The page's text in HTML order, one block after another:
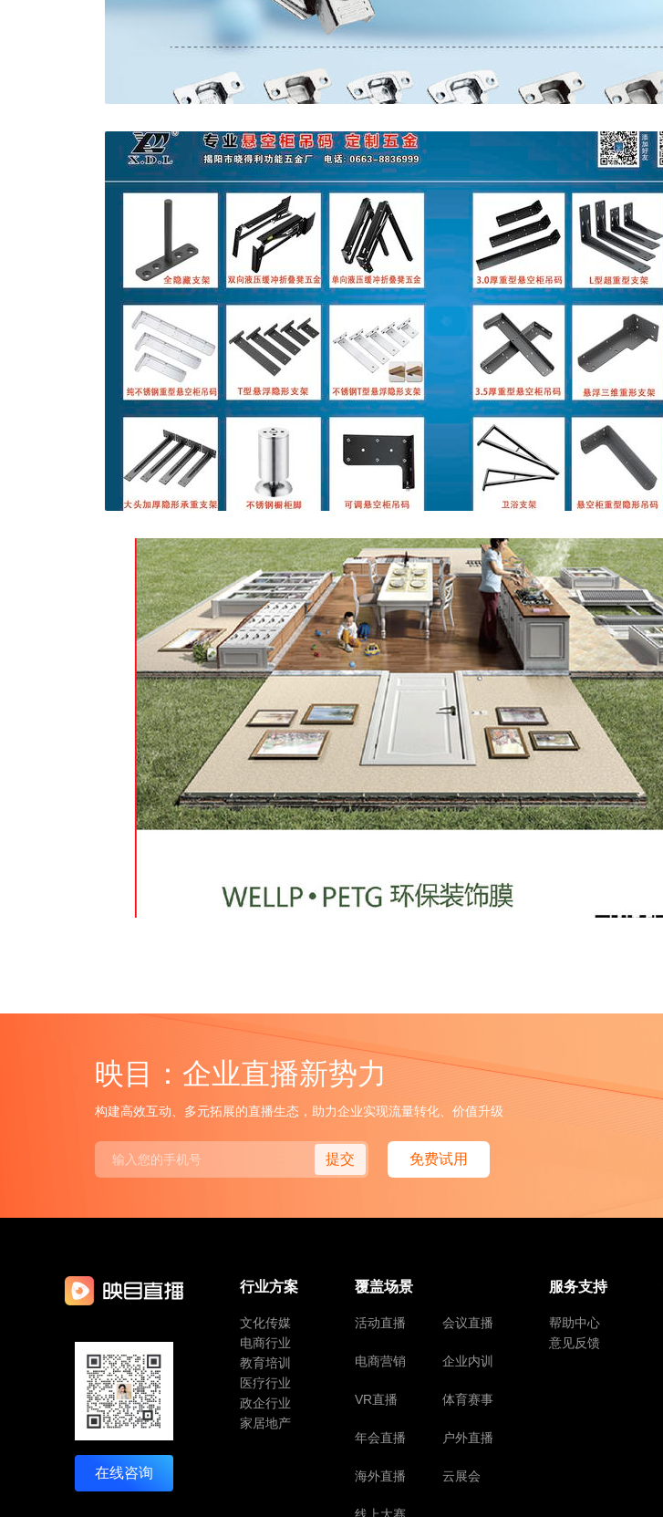
映目：企业直播新势力
构建高效互动、多元拓展的直播生态，助力企业实现流量转化、价值升级
提交 免费试用
在线咨询
行业方案
文化传媒
电商行业
教育培训
医疗行业
政企行业
家居地产
覆盖场景
活动直播 会议直播
电商营销 企业内训
VR直播 体育赛事
年会直播 户外直播
海外直播 云展会
服务支持
帮助中心
意见反馈